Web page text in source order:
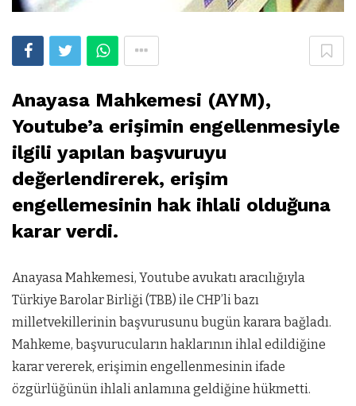
Anayasa Mahkemesi (AYM),
Youtube’a erişimin engellenmesiyle
ilgili yapılan başvuruyu
değerlendirerek, erişim
engellemesinin hak ihlali olduğuna
karar verdi.
Anayasa Mahkemesi, Youtube avukatı aracılığıyla
Türkiye Barolar Birliği (TBB) ile CHP’li bazı
milletvekillerinin başvurusunu bugün karara bağladı.
Mahkeme, başvurucuların haklarının ihlal edildiğine
karar vererek, erişimin engellenmesinin ifade
özgürlüğünün ihlali anlamına geldiğine hükmetti.